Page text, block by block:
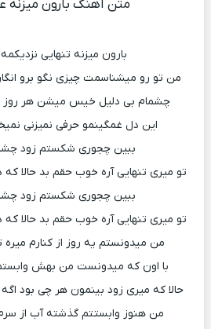
متن آهنگ بارون میزنه
بارون میزنه تنهایی
من تو رو میشناسمت چیزی نگو برو
چشمام بی دلیل خیس میشن هر
این دل غمگینمو حرفی نمیزنی
ببین چجوری شکستم زود
تو میری تنهایی آره خوب حقم بد حالا
ببین چجوری شکستم زود
تو میری تنهایی آره خوب حقم بد حالا
من میدونستم یه روز از کنارم میره
با اون که میدونست من بهش
حالا که میری زود بینمون هر چی بود
من هنوز وابستتم گذشته آب از